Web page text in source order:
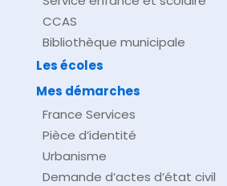
CCAS
Bibliothèque municipale
Les écoles
Mes démarches
France Services
Pièce d’identité
Urbanisme
Demande d’actes d’état civil